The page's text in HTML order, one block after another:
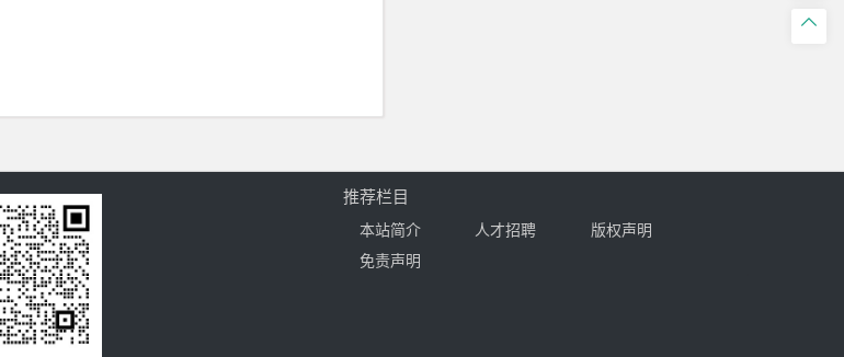

推荐栏目
本站简介 人才招聘
版权声明
免责声明